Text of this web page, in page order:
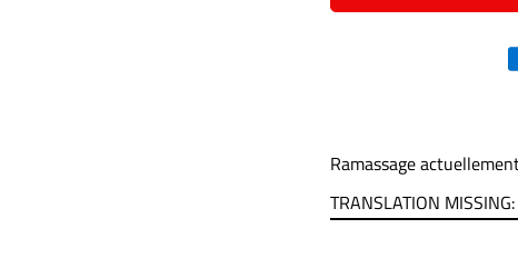
Ramassage
TRANSLATION